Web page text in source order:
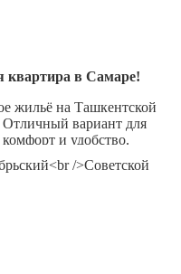
квартира в Самаре!
жильё на Ташкентской
вариант для
и удобство.
с высотой
5,8 кв.м.
панельный, всего